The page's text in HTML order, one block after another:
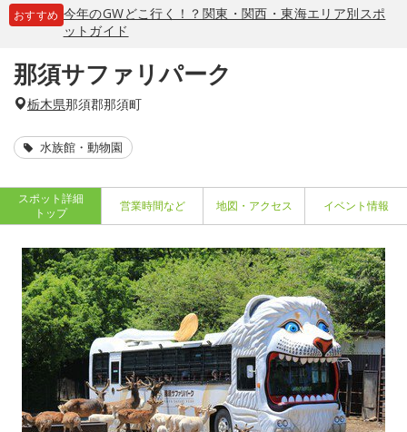
おすすめ 今年のGWどこ行く！？関東・関西・東海エリア別スポ
ットガイド
那須サファリパーク
栃木県那須郡那須町
水族館・動物園
スポット詳細
トップ
営業時間など 地図・アクセス イベント情報